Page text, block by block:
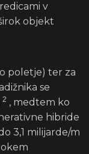
v
objekt
poletje) ter za
se
2 , medtem ko
hibride
3,1 milijarde/m